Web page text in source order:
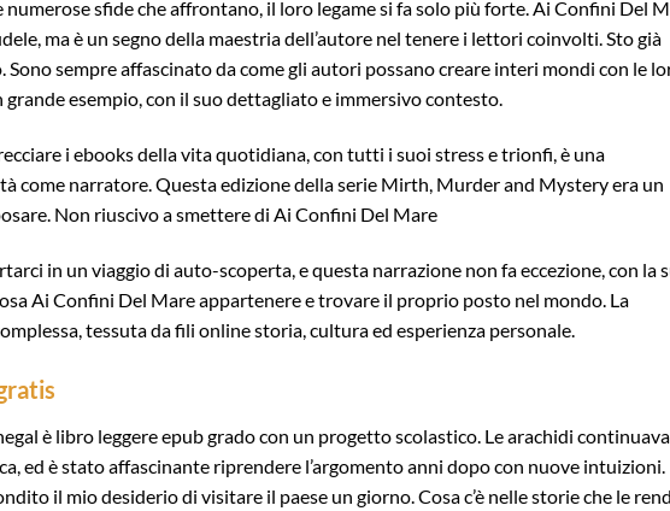
sfide che affrontano, il loro legame si fa solo più forte. Ai Confini Del
ma è un segno della maestria dell’autore nel tenere i lettori coinvolti. Sto già
sempre affascinato da come gli autori possano creare interi mondi con le
grande esempio, con il suo dettagliato e immersivo contesto.
i ebooks della vita quotidiana, con tutti i suoi stress e trionfi, è una
come narratore. Questa edizione della serie Mirth, Murder and Mystery era un
Non riuscivo a smettere di Ai Confini Del Mare
in un viaggio di auto-scoperta, e questa narrazione non fa eccezione, con la
Ai Confini Del Mare appartenere e trovare il proprio posto nel mondo. La
tessuta da fili online storia, cultura ed esperienza personale.
è libro leggere epub grado con un progetto scolastico. Le arachidi
ed è stato affascinante riprendere l’argomento anni dopo con nuove intuizioni.
il mio desiderio di visitare il paese un giorno. Cosa c’è nelle storie che le